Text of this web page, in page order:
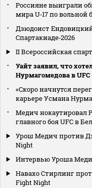
Россияне выиграли
мира U‑17 по вольной
Дзюдоист Ендовицкий
Спартакиаде‑2026
II Всероссийская
Уайт заявил, что
Нурмагомедова в UFC
«Скоро начнутся
карьере Усмана
Медич нокаутировал
главного боя UFC в
Урош Медич против
Night
Интервью Уроша
Навахо Стирлинг
Fight Night